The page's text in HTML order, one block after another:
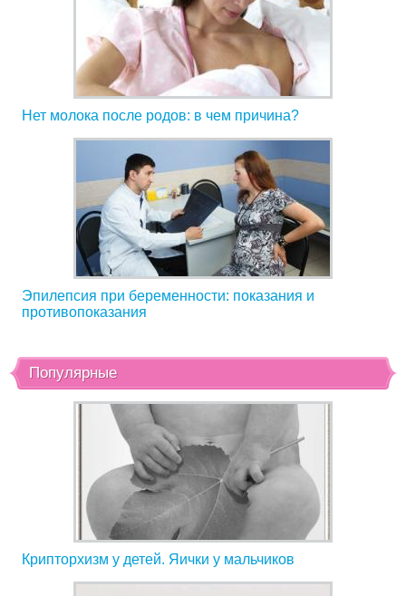
Нет молока после родов: в чем причина?
Эпилепсия при беременности: показания и
противопоказания
Популярные
Крипторхизм у детей. Яички у мальчиков